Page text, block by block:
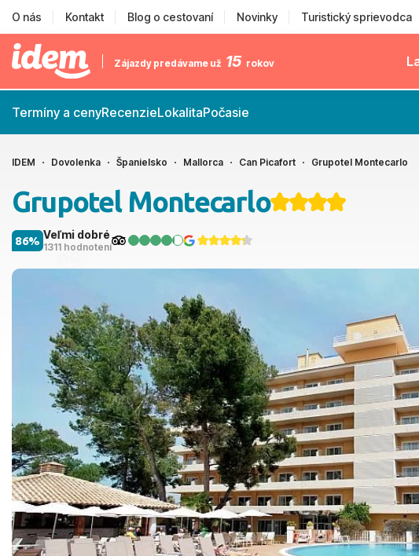
O nás Kontakt Blog o cestovaní Novinky Turistický sprievodca
Zájazdy predávame už 15 rokov
Termíny a cenyRecenzieLokalitaPočasie
IDEM Dovolenka Španielsko Mallorca Can Picafort Grupotel Montecarlo
Grupotel Montecarlo
Veľmi dobré
1311 hodnotení
86%